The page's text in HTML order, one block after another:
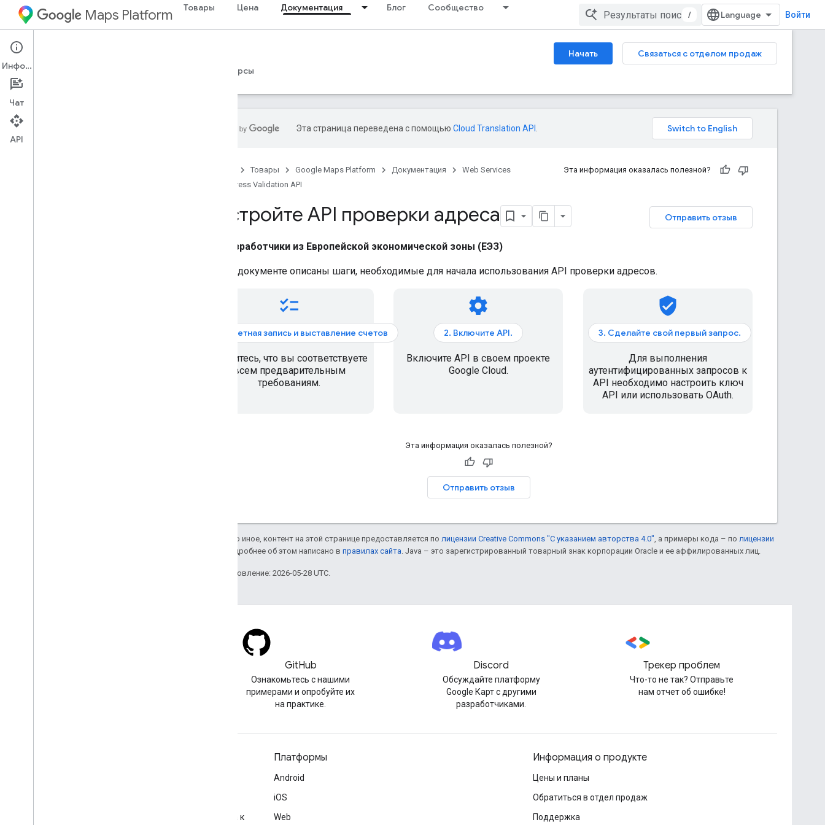
Maps Platform Товары Цена Документация Блог Сообщество
/ Войти
Web Services Начать
Связаться с отделом продаж
Руководства
Ресурсы
Эта страница переведена с помощью Cloud Translation API
Товары Google Maps Platform Документация
Web Services
Address Validation API
Эта информация оказалась полезной?
Отправить отзыв
Настройте API проверки адреса
Разработчики из Европейской экономической зоны (ЕЭЗ)
В этом документе описаны шаги, необходимые для начала использования API проверки адресов.
checklist
1. Учетная запись и выставление счетов
Убедитесь, что вы соответствуете
всем предварительным
требованиям.
settings
2. Включите API.
Включите API в своем проекте
Google Cloud.
verified_user
3. Сделайте свой первый запрос.
Для выполнения
аутентифицированных запросов к
API необходимо настроить ключ
API или использовать OAuth.
Эта информация оказалась полезной?
Отправить отзыв
Если не указано иное, контент на этой странице предоставляется по лицензии Creative Commons "С указанием авторства 4.0" , а примеры кода – по лицензии
. Подробнее об этом написано в правилах сайта . Java – это зарегистрированный товарный знак корпорации Oracle и ее аффилированных лиц.
Последнее обновление: 2026-05-28 UTC.
GitHub
Ознакомьтесь с нашими
примерами и опробуйте их
на практике.
Discord
Обсуждайте платформу
Google Карт с другими
разработчиками.
Трекер проблем
Что-то не так? Отправьте
нам отчет об ошибке!
Рекомендации по обеспечению безопасности доступа к
Платформы
Android
iOS
Web
Информация о продукте
Цены и планы
Обратиться в отдел продаж
Поддержка
Информация
Чат
API